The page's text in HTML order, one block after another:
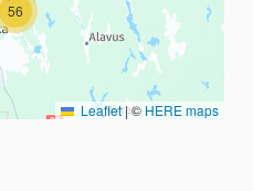
56
Leaflet |© HERE maps